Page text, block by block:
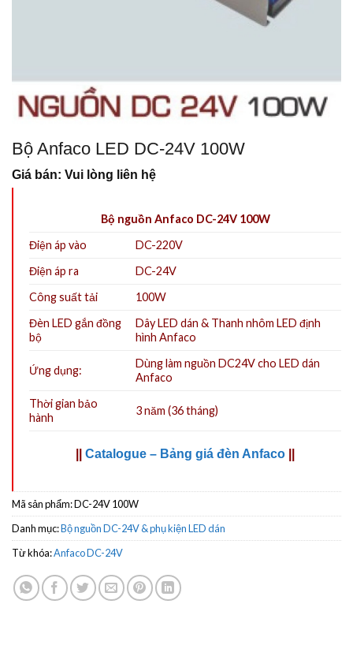
Bộ Anfaco LED DC-24V 100W
Giá bán: Vui lòng liên hệ
Bộ nguồn Anfaco DC-24V 100W
Điện áp vào
DC-220V
Điện áp ra
DC-24V
Công suất tải
100W
Đèn LED gắn đồng
bộ
Dây LED dán & Thanh nhôm LED định
hình Anfaco
Ứng dụng:
Dùng làm nguồn DC24V choLED dán
Anfaco
Thời gian bảo
hành
3 năm (36 tháng)
Catalogue – Bảng giá đèn Anfaco
Mã sản phẩm:DC-24V 100W
Danh mục:Bộ nguồn DC-24V & phụ kiện LED dán
Từ khóa:Anfaco DC-24V